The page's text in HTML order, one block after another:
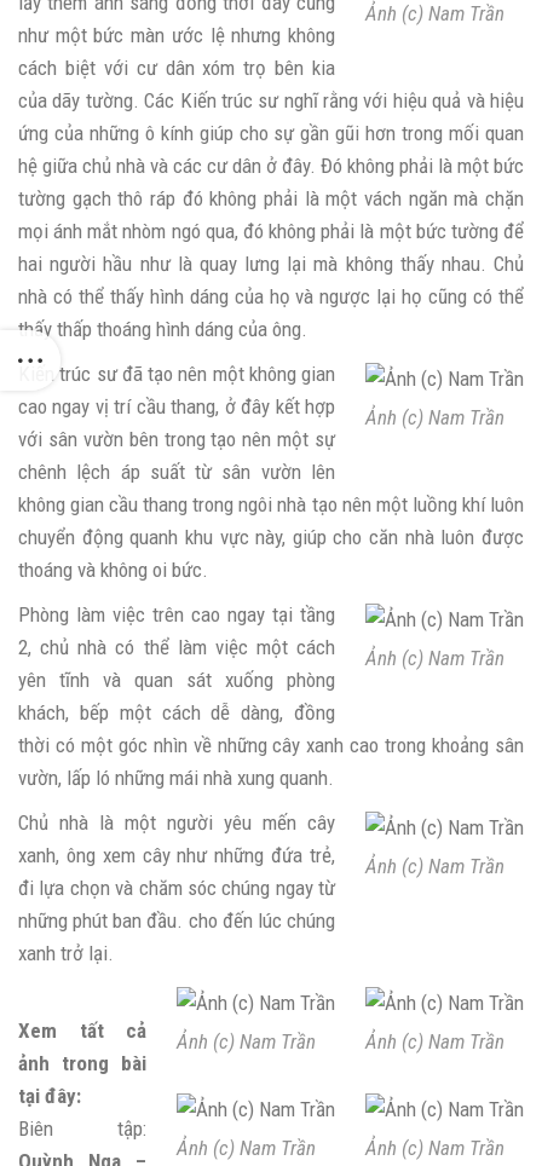
Ảnh (c) Nam Trần
như một bức màn ước lệ nhưng không
cách biệt với cư dân xóm trọ bên kia
của dãy tường. Các Kiến trúc sư nghĩ rằng với hiệu quả và hiệu
ứng của những ô kính giúp cho sự gần gũi hơn trong mối quan
hệ giữa chủ nhà và các cư dân ở đây. Đó không phải là một bức
tường gạch thô ráp đó không phải là một vách ngăn mà chặn
mọi ánh mắt nhòm ngó qua, đó không phải là một bức tường để
hai người hầu như là quay lưng lại mà không thấy nhau. Chủ
nhà có thể thấy hình dáng của họ và ngược lại họ cũng có thể
thấy thấp thoáng hình dáng của ông.
Ảnh (c) Nam Trần
Kiến trúc sư đã tạo nên một không gian
cao ngay vị trí cầu thang, ở đây kết hợp
với sân vườn bên trong tạo nên một sự
chênh lệch áp suất từ sân vườn lên
không gian cầu thang trong ngôi nhà tạo nên một luồng khí luôn
chuyển động quanh khu vực này, giúp cho căn nhà luôn được
thoáng và không oi bức.
Ảnh (c) Nam Trần
Phòng làm việc trên cao ngay tại tầng
2, chủ nhà có thể làm việc một cách
yên tĩnh và quan sát xuống phòng
khách, bếp một cách dễ dàng, đồng
thời có một góc nhìn về những cây xanh cao trong khoảng sân
vườn, lấp ló những mái nhà xung quanh.
Ảnh (c) Nam Trần
Chủ nhà là một người yêu mến cây
xanh, ông xem cây như những đứa trẻ,
đi lựa chọn và chăm sóc chúng ngay từ
những phút ban đầu. cho đến lúc chúng
xanh trở lại.
Ảnh (c) Nam Trần
Ảnh (c) Nam Trần
Ảnh (c) Nam Trần
Ảnh (c) Nam Trần
Xem tất cả
ảnh trong bài
tại đây:
Biên tập:
Quỳnh Nga –